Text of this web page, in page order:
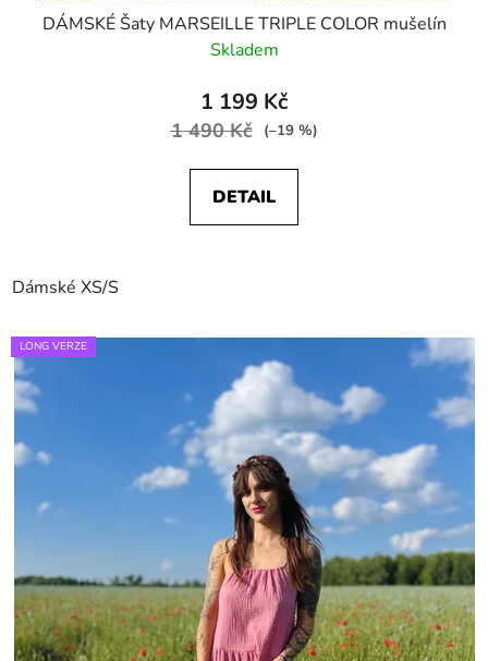
DÁMSKÉ Šaty MARSEILLE TRIPLE COLOR mušelín
Skladem
1 199 Kč
1 490 Kč (–19 %)
DETAIL
Dámské XS/S
LONG VERZE